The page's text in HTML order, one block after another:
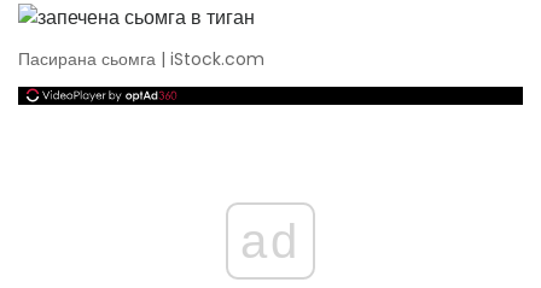
Пасирана сьомга | iStock.com
ad